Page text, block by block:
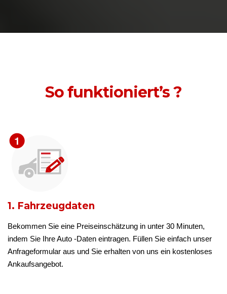
So funktioniert’s ?
1. Fahrzeugdaten
Bekommen Sie eine Preiseinschätzung in unter 30 Minuten,
indem Sie Ihre Auto -Daten eintragen. Füllen Sie einfach unser
Anfrageformular aus und Sie erhalten von uns ein kostenloses
Ankaufsangebot.